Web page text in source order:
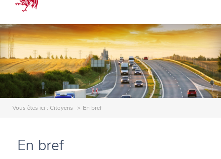
Vous êtes ici : Citoyens En bref
En bref